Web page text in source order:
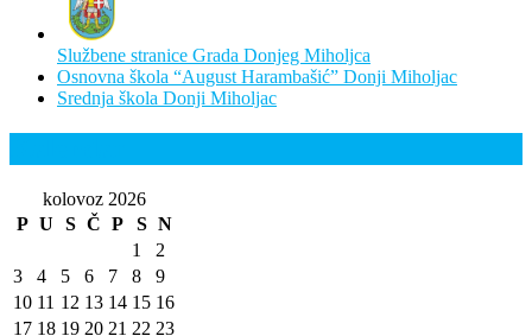
Službene stranice Grada Donjeg Miholjca
Osnovna škola “August Harambašić” Donji Miholjac
Srednja škola Donji Miholjac
kolovoz 2026
P U S Č P S N
1
2
3
4 5 6 7 8
9
10 11 12 13 14 15 16
17 18 19 20 21 22 23